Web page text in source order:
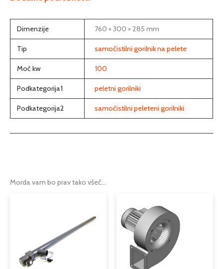
Dimenzije 760 × 300 × 285 mm
Tip samočistilni gorilnik na pelete
Moč kw 100
Podkategorija1 peletni gorilniki
Podkategorija2 samočistilni peleteni gorilniki
Morda vam bo prav tako všeč…
od
499,22 €